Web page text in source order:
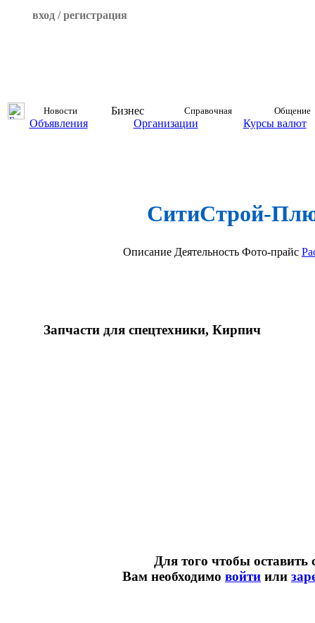
вход / регистрация
Новости Бизнес Справочная Общение
Объявления Организации Курсы валют
СитиСтрой-
Описание Деятельность Фото-прайс
Запчасти для спецтехники, Кирпич
Для того чтобы оставить
Вам необходимо войти или